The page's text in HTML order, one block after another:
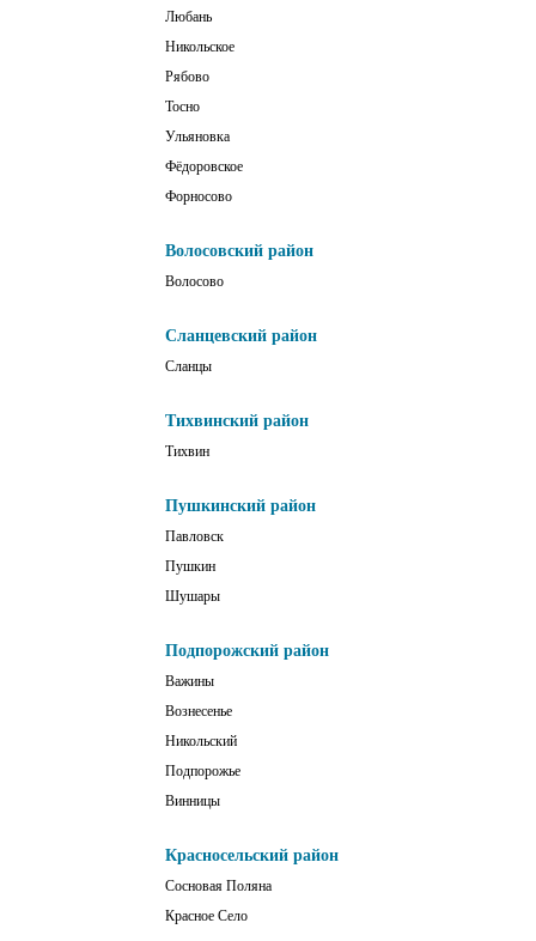
Любань
Никольское
Рябово
Тосно
Ульяновка
Фёдоровское
Форносово
Волосовский район
Волосово
Сланцевский район
Сланцы
Тихвинский район
Тихвин
Пушкинский район
Павловск
Пушкин
Шушары
Подпорожский район
Важины
Вознесенье
Никольский
Подпорожье
Винницы
Красносельский район
Сосновая Поляна
Красное Село